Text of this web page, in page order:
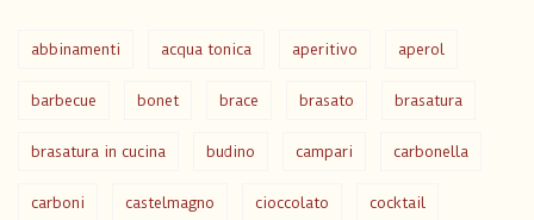
abbinamenti acqua tonica aperitivo aperol
barbecue bonet brace brasato brasatura
brasatura in cucina budino campari carbonella
carboni castelmagno cioccolato cocktail